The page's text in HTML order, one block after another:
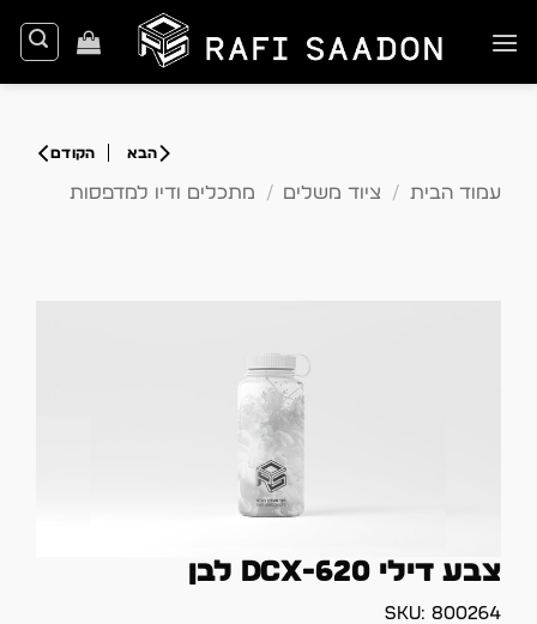
to
עמוד הבית / ציוד משלים / מתכלים ודיו למדפסות
צבע דילי DCX-620 לבן
SKU: 800264